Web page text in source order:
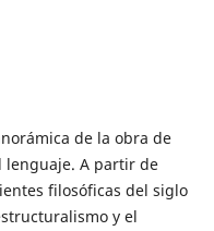
de la obra de
lenguaje. A partir de
filosóficas del siglo
y el